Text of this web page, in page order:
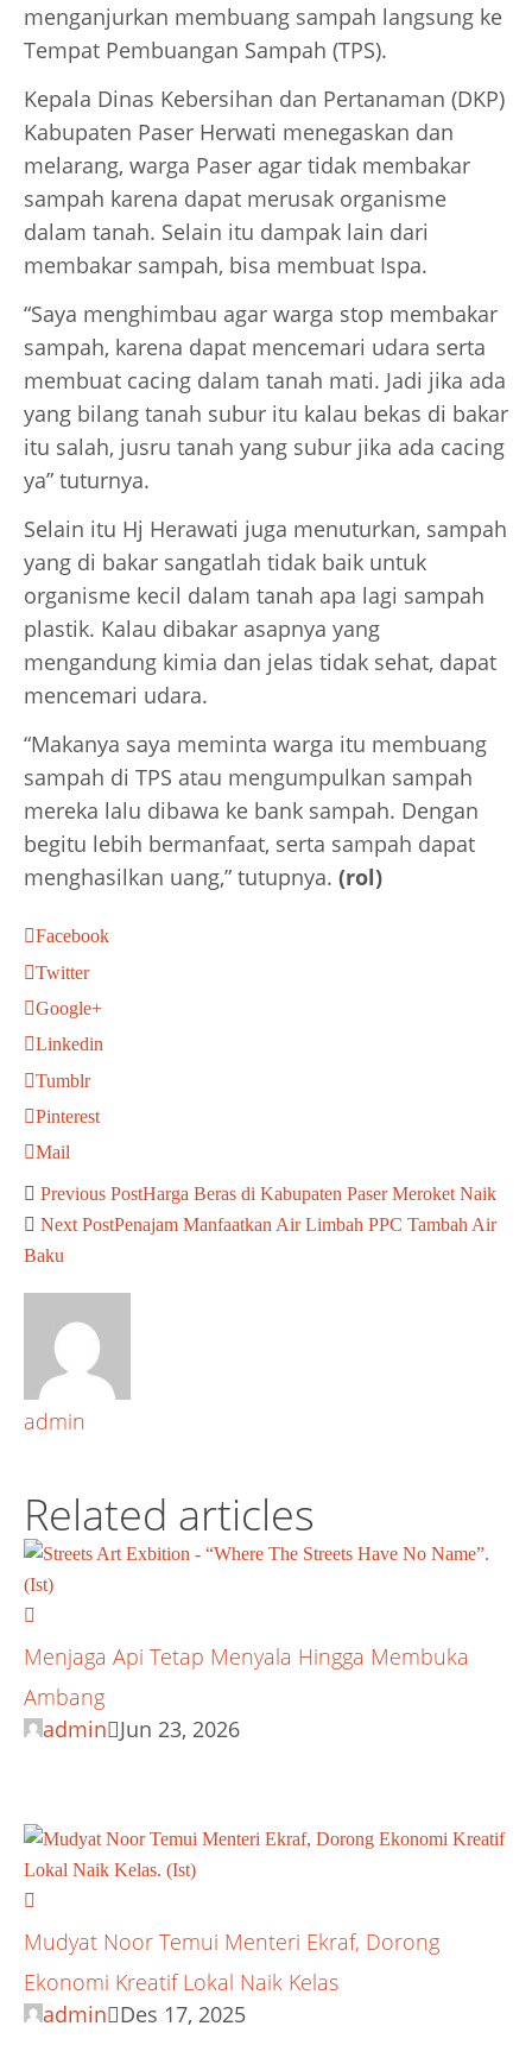
menganjurkan membuang sampah langsung ke
Tempat Pembuangan Sampah (TPS).
Kepala Dinas Kebersihan dan Pertanaman (DKP)
Kabupaten Paser Herwati menegaskan dan
melarang, warga Paser agar tidak membakar
sampah karena dapat merusak organisme
dalam tanah. Selain itu dampak lain dari
membakar sampah, bisa membuat Ispa.
“Saya menghimbau agar warga stop membakar
sampah, karena dapat mencemari udara serta
membuat cacing dalam tanah mati. Jadi jika ada
yang bilang tanah subur itu kalau bekas di bakar
itu salah, jusru tanah yang subur jika ada cacing
ya” tuturnya.
Selain itu Hj Herawati juga menuturkan, sampah
yang di bakar sangatlah tidak baik untuk
organisme kecil dalam tanah apa lagi sampah
plastik. Kalau dibakar asapnya yang
mengandung kimia dan jelas tidak sehat, dapat
mencemari udara.
“Makanya saya meminta warga itu membuang
sampah di TPS atau mengumpulkan sampah
mereka lalu dibawa ke bank sampah. Dengan
begitu lebih bermanfaat, serta sampah dapat
menghasilkan uang,” tutupnya. (rol)
Facebook
Twitter
Google+
Linkedin
Tumblr
Pinterest
Mail
Previous PostHarga Beras di Kabupaten Paser Meroket Naik
Next PostPenajam Manfaatkan Air Limbah PPC Tambah Air
Baku
admin
Related articles
Menjaga Api Tetap Menyala Hingga Membuka
Ambang
admin Jun 23, 2026
Mudyat Noor Temui Menteri Ekraf, Dorong
Ekonomi Kreatif Lokal Naik Kelas
admin Des 17, 2025